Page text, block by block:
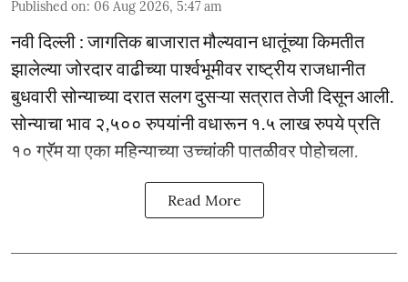
Published on: 06 Aug 2026, 5:47 am
नवी दिल्ली : जागतिक बाजारात मौल्यवान धातूंच्या किमतीत
झालेल्या जोरदार वाढीच्या पार्श्वभूमीवर राष्ट्रीय राजधानीत
बुधवारी सोन्याच्या दरात सलग दुसऱ्या सत्रात तेजी दिसून आली.
सोन्याचा भाव २,५०० रुपयांनी वधारून १.५ लाख रुपये प्रति
१० ग्रॅम या एका महिन्याच्या उच्चांकी पातळीवर पोहोचला.
Read More